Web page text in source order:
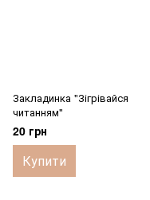
Закладинка "Зігрівайся
читанням"
20 грн
Купити